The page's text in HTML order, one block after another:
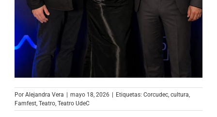
Por Alejandra Vera mayo 18, 2026 Etiquetas: Corcudec, cultura,
Famfest, Teatro, Teatro UdeC